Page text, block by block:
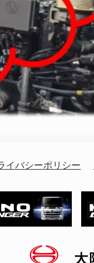
イバシーポリシー